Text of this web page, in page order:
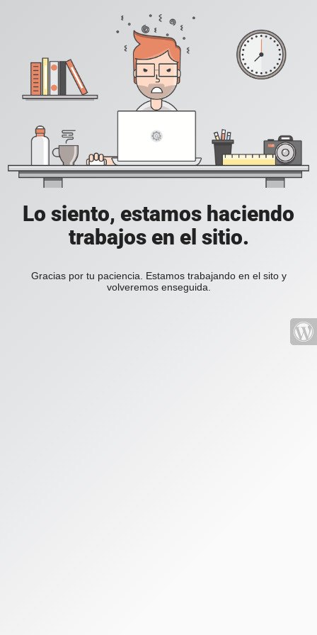
Lo siento, estamos haciendo
trabajos en el sitio.
Gracias por tu paciencia. Estamos trabajando en el sito y
volveremos enseguida.